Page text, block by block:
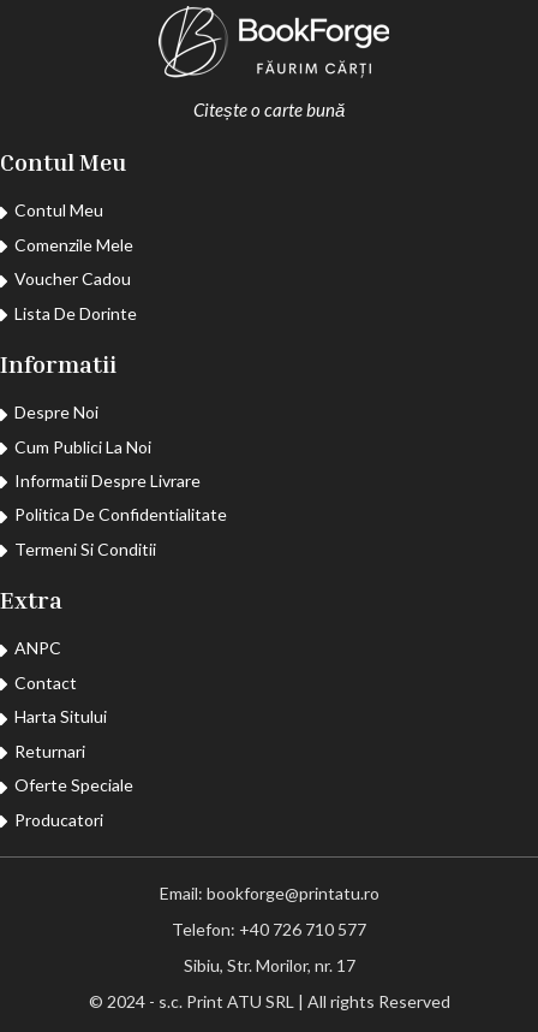
Citește o carte bună
Contul Meu
Contul Meu
Comenzile Mele
Voucher Cadou
Lista De Dorinte
Informatii
Despre Noi
Cum Publici La Noi
Informatii Despre Livrare
Politica De Confidentialitate
Termeni Si Conditii
Extra
ANPC
Contact
Harta Sitului
Returnari
Oferte Speciale
Producatori
Email: bookforge@printatu.ro
Telefon: +40 726 710 577
Sibiu, Str. Morilor, nr. 17
© 2024 - s.c. Print ATU SRL | All rights Reserved